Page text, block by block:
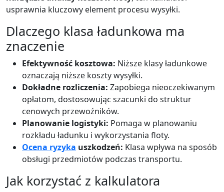
usprawnia kluczowy element procesu wysyłki.
Dlaczego klasa ładunkowa ma
znaczenie
Efektywność kosztowa: Niższe klasy ładunkowe
oznaczają niższe koszty wysyłki.
Dokładne rozliczenia: Zapobiega nieoczekiwanym
opłatom, dostosowując szacunki do struktur
cenowych przewoźników.
Planowanie logistyki: Pomaga w planowaniu
rozkładu ładunku i wykorzystania floty.
Ocena ryzyka uszkodzeń: Klasa wpływa na sposób
obsługi przedmiotów podczas transportu.
Jak korzystać z kalkulatora